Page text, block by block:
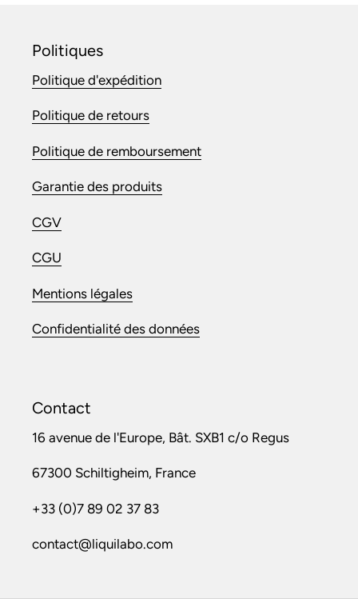
Politiques
Politique d'expédition
Politique de retours
Politique de remboursement
Garantie des produits
CGV
CGU
Mentions légales
Confidentialité des données
Contact
16 avenue de l'Europe, Bât. SXB1 c/o Regus
67300 Schiltigheim, France
+33 (0)7 89 02 37 83
contact@liquilabo.com